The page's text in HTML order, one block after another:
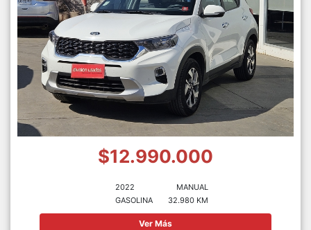
$12.990.000
2022
GASOLINA
MANUAL
32.980 KM
Ver Más